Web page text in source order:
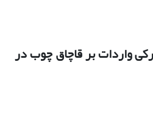
واردات بر قاچاق چوب در